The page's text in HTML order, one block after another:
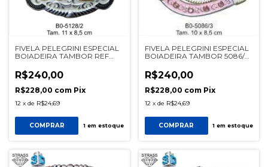
FIVELA PELEGRINI ESPECIAL
BOIADEIRA TAMBOR REF
R$240,00
R$228,00 com Pix
12 x de R$24,69
COMPRAR 1em estoque
FIVELA PELEGRINI ESPECIAL
BOIADEIRA TAMBOR 5086/3
R$240,00
R$228,00 com Pix
12 x de R$24,69
COMPRAR 1 em estoque